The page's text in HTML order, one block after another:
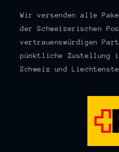
Wir versenden alle
der Schweizerischen
vertrauenswürdigen
pünktliche Zustellung
Schweiz und